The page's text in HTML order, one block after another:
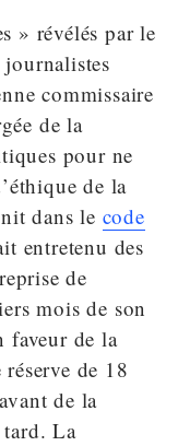
» révélés par le
commissaire
de la
pour ne
de la
dans le code
entretenu des
de
mois de son
faveur de la
de 18
de la
La